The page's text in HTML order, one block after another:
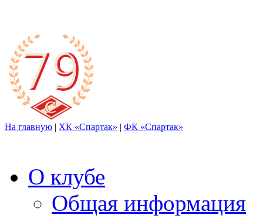
На главную | ХК «Спартак» | ФК «Спартак»
О клубе
Общая информация